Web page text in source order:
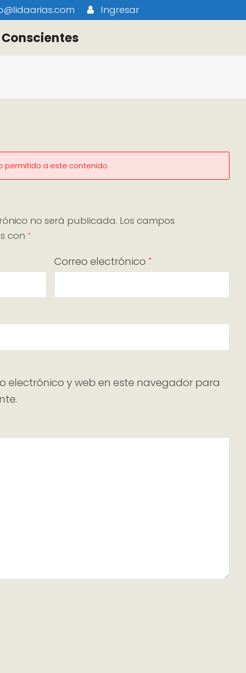
Ingresar
permitido a este contenido.
no será publicada. Los campos
con *
Correo electrónico *
electrónico y web en este navegador para